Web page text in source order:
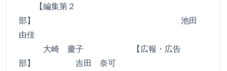
【編集第２
部】 池田
由佳
大崎 慶子 【広報・広告
部】 吉田 奈可